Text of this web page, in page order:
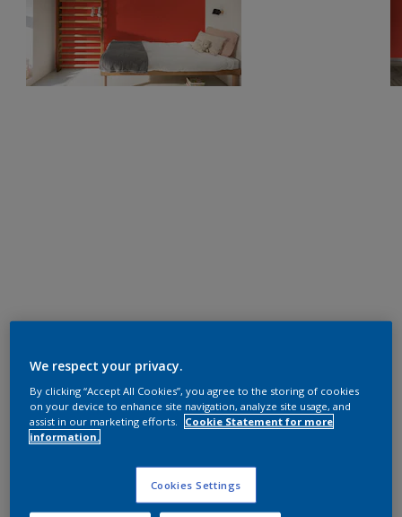
We respect your privacy.
By clicking “Accept All Cookies”, you agree to the storing of cookies
on your device to enhance site navigation, analyze site usage, and
assist in our marketing efforts.
Cookie Statement for more
information.
Cookies Settings